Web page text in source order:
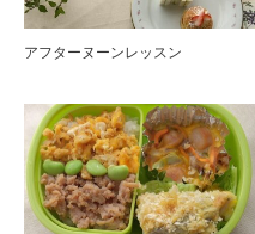
アフターヌーンレッスン